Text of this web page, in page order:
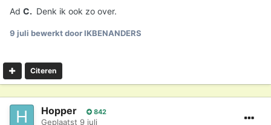
Ad C. Denk ik ook zo over.
9 juli bewerkt door IKBENANDERS
Citeren
Hopper 842
Geplaatst 9 juli